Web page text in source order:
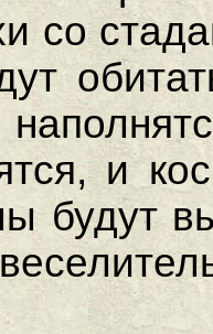
со
и
будут